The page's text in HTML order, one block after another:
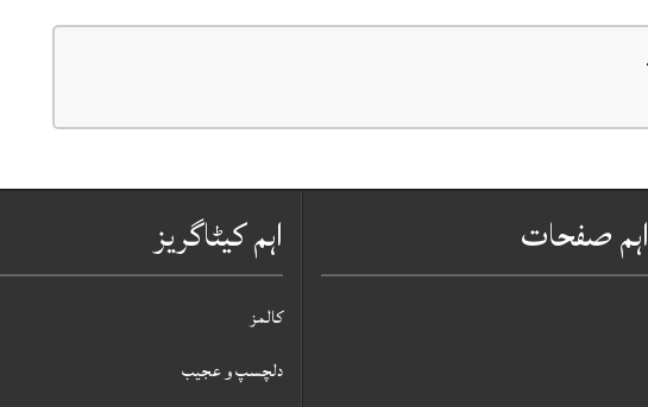
اہم کیٹاگریز
کالمز
دلچسپ و عجیب
اہم صفحات